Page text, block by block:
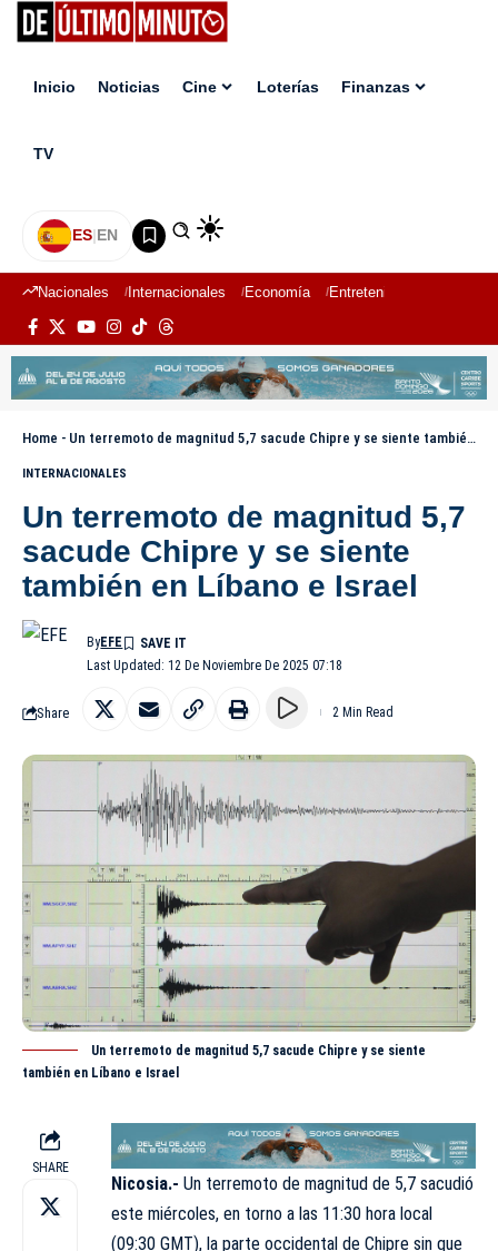
Inicio Noticias Cine Loterías Finanzas
TV
ES|EN
Nacionales Internacionales Economía Entretenimiento
Home - Un terremoto de magnitud 5,7 sacude Chipre y se siente también en Líbano e Israel
INTERNACIONALES
Un terremoto de magnitud 5,7
sacude Chipre y se siente
también en Líbano e Israel
Last Updated: 12 De Noviembre De 2025 07:18
ByEFE
Share 2 Min Read
Un terremoto de magnitud 5,7 sacude Chipre y se siente
también en Líbano e Israel
SHARE
Nicosia.- Un terremoto de magnitud de 5,7 sacudió
este miércoles, en torno a las 11:30 hora local
(09:30 GMT), la parte occidental de Chipre sin que